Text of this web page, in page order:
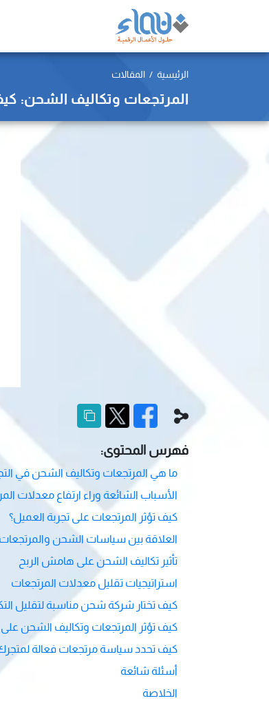
الرئيسية المقالات
المرتجعات وتكاليف الشحن:
فهرس المحتوى:
ما هي المرتجعات وتكاليف الشحن في
الأسباب الشائعة وراء ارتفاع معدلات
كيف تؤثر المرتجعات على تجربة العميل؟
العلاقة بين سياسات الشحن والمرتجعات
تأثير تكاليف الشحن على هامش الربح
استراتيجيات تقليل معدلات المرتجعات
كيف تختار شركة شحن مناسبة لتقليل
كيف تؤثر المرتجعات وتكاليف الشحن
كيف تحدد سياسة مرتجعات فعالة لمتجرك
أسئلة شائعة
الخلاصة